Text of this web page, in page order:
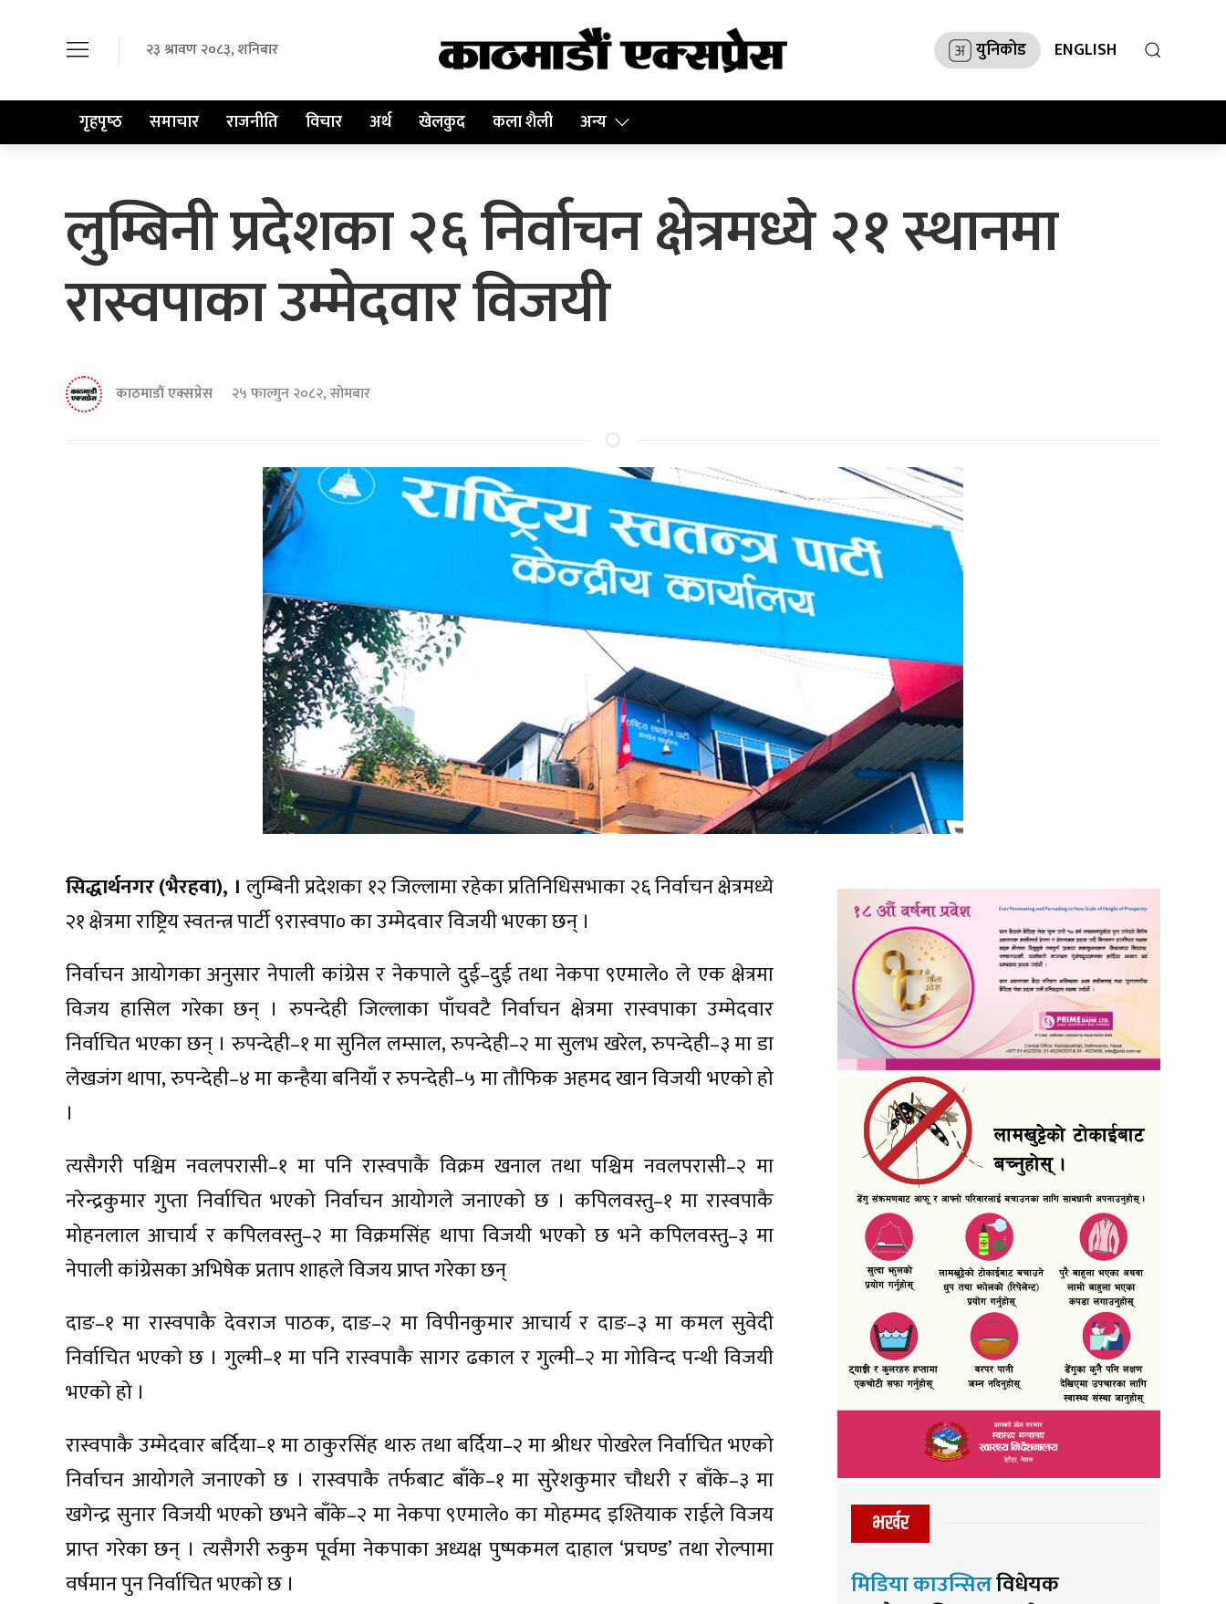
२३ श्रावण २०८३, शनिबार युनिकोड ENGLISH
गृहपृष्‍ठ समाचार राजनीति विचार अर्थ खेलकुद कला शैली अन्य
लुम्बिनी प्रदेशका २६ निर्वाचन क्षेत्रमध्ये २१ स्थानमा
रास्वपाका उम्मेदवार विजयी
काठमाडौं एक्सप्रेस २५ फाल्गुन २०८२, सोमबार
सिद्धार्थनगर (भैरहवा), । लुम्बिनी प्रदेशका १२ जिल्लामा रहेका प्रतिनिधिसभाका २६ निर्वाचन क्षेत्रमध्ये
२१ क्षेत्रमा राष्ट्रिय स्वतन्त्र पार्टी ९रास्वपा० का उम्मेदवार विजयी भएका छन् ।
निर्वाचन आयोगका अनुसार नेपाली कांग्रेस र नेकपाले दुई–दुई तथा नेकपा ९एमाले० ले एक क्षेत्रमा
विजय हासिल गरेका छन् । रुपन्देही जिल्लाका पाँचवटै निर्वाचन क्षेत्रमा रास्वपाका उम्मेदवार
निर्वाचित भएका छन् । रुपन्देही–१ मा सुनिल लम्साल, रुपन्देही–२ मा सुलभ खरेल, रुपन्देही–३ मा डा
लेखजंग थापा, रुपन्देही–४ मा कन्हैया बनियाँ र रुपन्देही–५ मा तौफिक अहमद खान विजयी भएको हो
।
त्यसैगरी पश्चिम नवलपरासी–१ मा पनि रास्वपाकै विक्रम खनाल तथा पश्चिम नवलपरासी–२ मा
नरेन्द्रकुमार गुप्ता निर्वाचित भएको निर्वाचन आयोगले जनाएको छ । कपिलवस्तु–१ मा रास्वपाकै
मोहनलाल आचार्य र कपिलवस्तु–२ मा विक्रमसिंह थापा विजयी भएको छ भने कपिलवस्तु–३ मा
नेपाली कांग्रेसका अभिषेक प्रताप शाहले विजय प्राप्त गरेका छन्
दाङ–१ मा रास्वपाकै देवराज पाठक, दाङ–२ मा विपीनकुमार आचार्य र दाङ–३ मा कमल सुवेदी
निर्वाचित भएको छ । गुल्मी–१ मा पनि रास्वपाकै सागर ढकाल र गुल्मी–२ मा गोविन्द पन्थी विजयी
भएको हो ।
रास्वपाकै उम्मेदवार बर्दिया–१ मा ठाकुरसिंह थारु तथा बर्दिया–२ मा श्रीधर पोखरेल निर्वाचित भएको
निर्वाचन आयोगले जनाएको छ । रास्वपाकै तर्फबाट बाँके–१ मा सुरेशकुमार चौधरी र बाँके–३ मा
खगेन्द्र सुनार विजयी भएको छभने बाँके–२ मा नेकपा ९एमाले० का मोहम्मद इश्तियाक राईले विजय
प्राप्त गरेका छन् । त्यसैगरी रुकुम पूर्वमा नेकपाका अध्यक्ष पुष्पकमल दाहाल ‘प्रचण्ड’ तथा रोल्पामा
वर्षमान पुन निर्वाचित भएको छ ।
भर्खर
मिडिया काउन्सिलविधेयक